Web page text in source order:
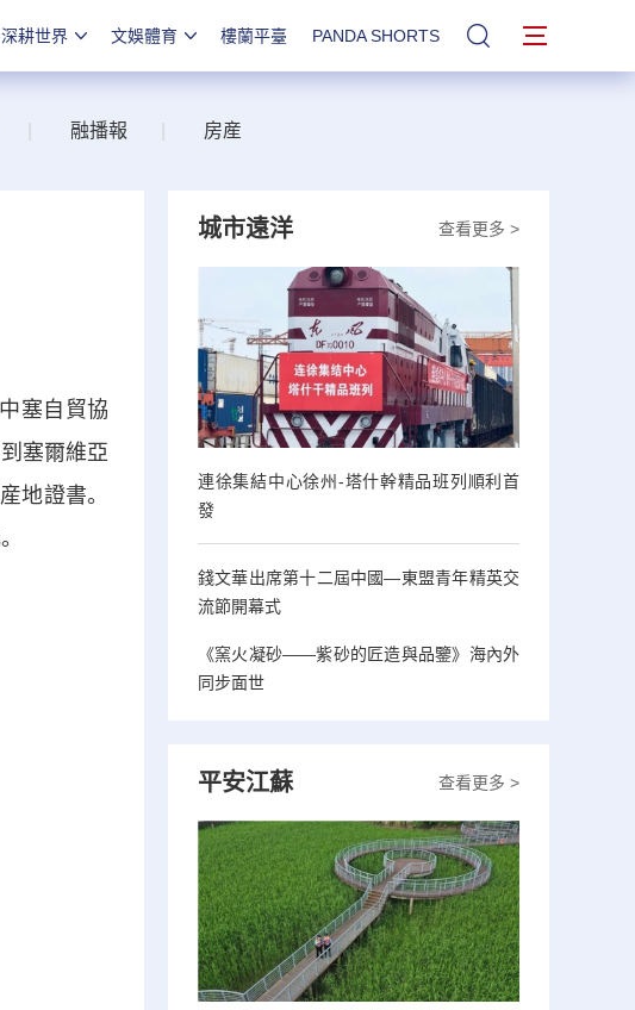
深耕世界 文娛體育 樓蘭平臺 PANDA SHORTS 站內搜索
融播報 房産
塞自貿協
塞爾維亞
地證書。
查看更多 >
城市遠洋
連徐集結中心徐州-塔什幹精品班列順利首
發
錢文華出席第十二屆中國—東盟青年精英交
流節開幕式
《窯火凝砂——紫砂的匠造與品鑒》海內外
同步面世
查看更多 >
平安江蘇